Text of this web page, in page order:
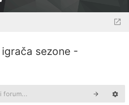
sezone -